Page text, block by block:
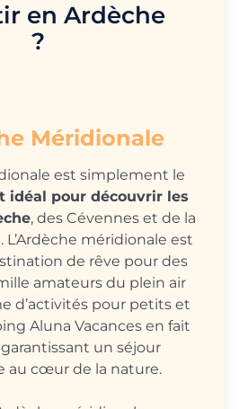
en Ardèche
?
Méridionale
est simplement le
idéal pour découvrir les
, des Cévennes et de la
L’Ardèche méridionale est
de rêve pour des
amateurs du plein air
d’activités pour petits et
Aluna Vacances en fait
un séjour
au cœur de la nature.